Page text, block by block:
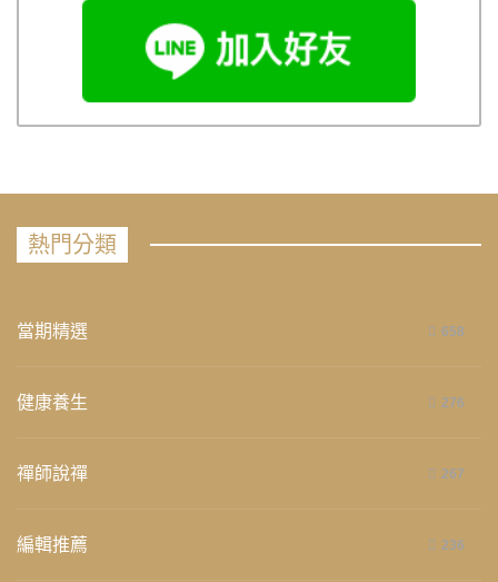
熱門分類
當期精選 658
健康養生 276
禪師說禪 267
編輯推薦 236